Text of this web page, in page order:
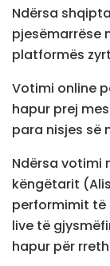
Ndërsa
pjesëmarrëse
platformës
Votimi online
hapur prej
para nisjes së
Ndërsa votimi
këngëtarit
performimit të
live të
hapur për